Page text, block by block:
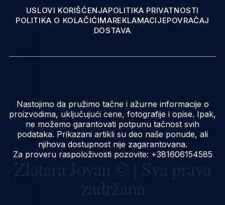
USLOVI KORIŠĆENJAPOLITIKA PRIVATNOSTI
POLITIKA O KOLAČIĆIMAREKLAMACIJEPOVRAĆAJ
DOSTAVA
Nastojimo da pružimo tačne i ažurne informacije o
proizvodima, uključujući cene, fotografije i opise. Ipak,
ne možemo garantovati potpunu tačnost svih
podataka. Prikazani artikli su deo naše ponude, ali
njihova dostupnost nije zagarantovana.
Za proveru raspoloživosti pozovite: +381606154585
Zlatara Jovan © | Sva prava
zadržana